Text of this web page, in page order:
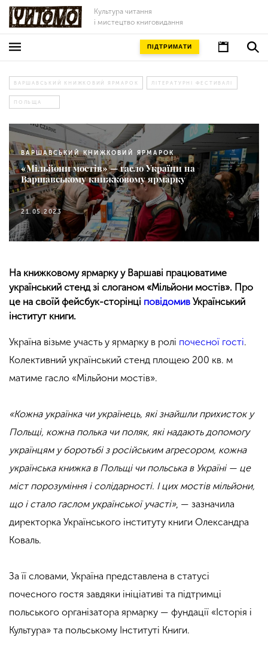
Культура читання
і мистецтво книговидання
ПІДТРИМАТИ
ВАРШАВСЬКИЙ КНИЖКОВИЙ ЯРМАРОК ЛІТЕРАТУРНІ ФЕСТИВАЛІ
ПОЛЬЩА
ВАРШАВСЬКИЙ КНИЖКОВИЙ ЯРМАРОК
«Мільйони мостів» — гасло України на
Варшавському книжковому ярмарку
21.05.2023
На книжковому ярмарку у Варшаві працюватиме
український стенд зі слоганом «Мільйони мостів». Про
це на своїй фейсбук-сторінці повідомив Український
інститут книги.
Україна візьме участь у ярмарку в ролі почесної гості.
Колективний український стенд площею 200 кв. м
матиме гасло «Мільйони мостів».
«Кожна українка чи українець, які знайшли прихисток у
Польщі, кожна полька чи поляк, які надають допомогу
українцям у боротьбі з російським агресором, кожна
українська книжка в Польщі чи польська в Україні — це
міст порозуміння і солідарності. І цих мостів мільйони,
що і стало гаслом української участі», — зазначила
директорка Українського інституту книги Олександра
Коваль.
За її словами, Україна представлена в статусі
почесного гостя завдяки ініціативі та підтримці
польського організатора ярмарку — фундації «Історія і
Культура» та польському Інституті Книги.